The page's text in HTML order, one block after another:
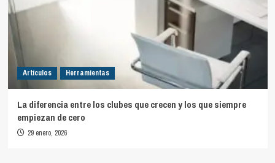
Artículos Herramientas
La diferencia entre los clubes que crecen y los que siempre
empiezan de cero
29 enero, 2026